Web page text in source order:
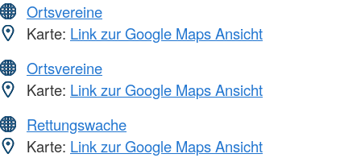
Ortsvereine
Karte: Link zur Google Maps Ansicht
Ortsvereine
Karte: Link zur Google Maps Ansicht
Rettungswache
Karte: Link zur Google Maps Ansicht